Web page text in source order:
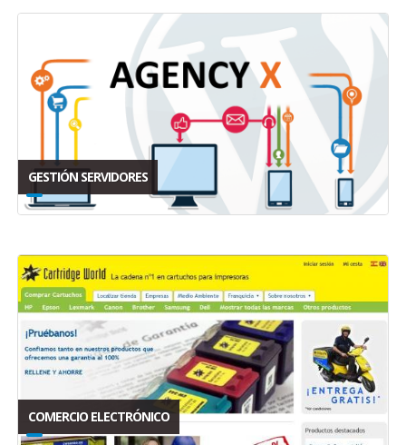
GESTIÓN SERVIDORES
COMERCIO ELECTRÓNICO